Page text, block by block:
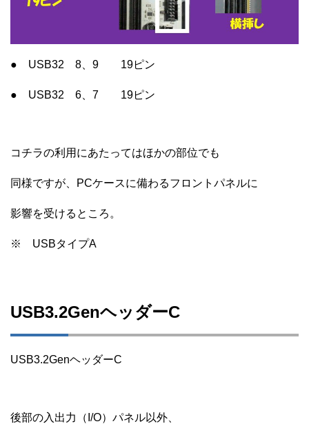
● USB32 8、9 19ピン
● USB32 6、7 19ピン
コチラの利用にあたってはほかの部位でも
同様ですが、PCケースに備わるフロントパネルに
影響を受けるところ。
※ USBタイプA
USB3.2GenヘッダーC
USB3.2GenヘッダーC
後部の入出力（I/O）パネル以外、